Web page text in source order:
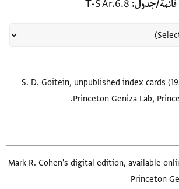
قائمة/جدول T-S Ar.6.8
S. D. Goitein, unpublished index cards
Princeton Geniza Lab,
Mark R. Cohen's digital edition, available
Princeton